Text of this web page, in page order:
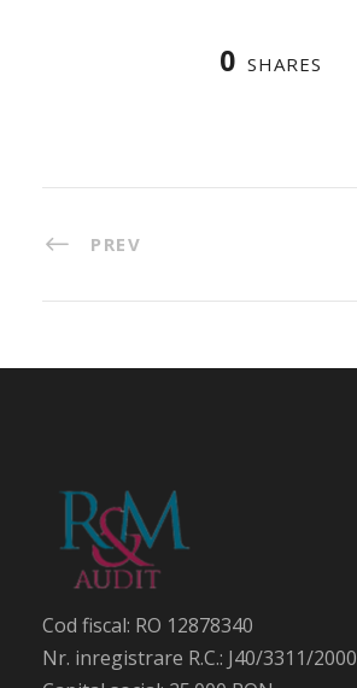
0 SHARES
PREV
Cod fiscal: RO 12878340
Nr. inregistrare R.C.: J40/3311/2000